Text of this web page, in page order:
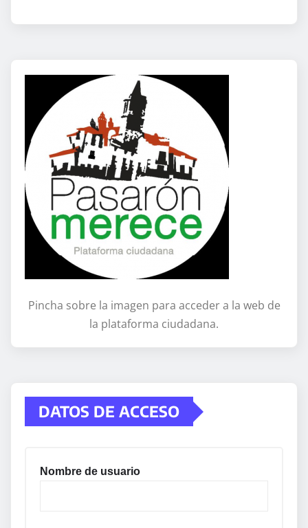
Pincha sobre la imagen para acceder a la web de
la plataforma ciudadana.
DATOS DE ACCESO
Nombre de usuario